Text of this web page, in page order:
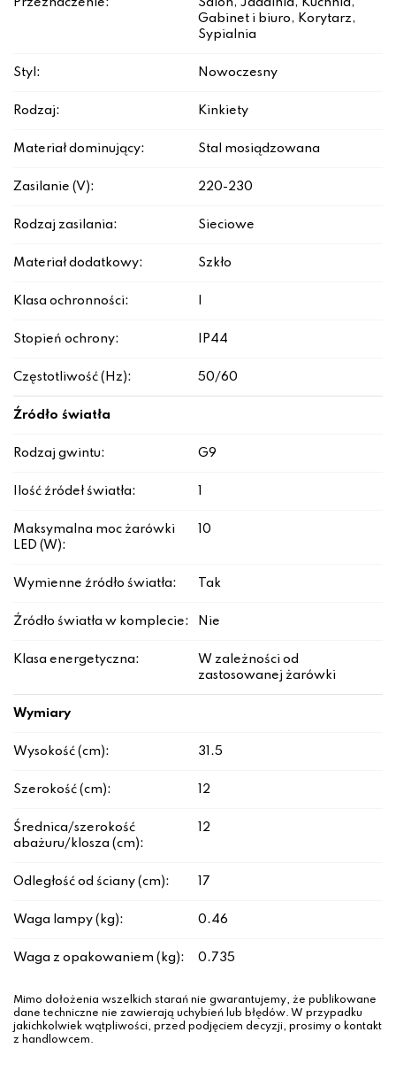
Przeznaczenie:
Salon, Jadalnia, Kuchnia,
Gabinet i biuro, Korytarz,
Sypialnia
Styl: Nowoczesny
Rodzaj: Kinkiety
Materiał dominujący: Stal mosiądzowana
Zasilanie (V): 220-230
Rodzaj zasilania: Sieciowe
Materiał dodatkowy: Szkło
Klasa ochronności:
Stopień ochrony: IP44
Częstotliwość (Hz): 50/60
Źródło światła
Rodzaj gwintu: G9
Ilość źródeł światła:
Maksymalna moc żarówki
LED (W):
10
Wymienne źródło światła: Tak
Źródło światła w komplecie: Nie
Klasa energetyczna:
W zależności od
zastosowanej żarówki
Wymiary
Wysokość (cm): 31.5
Szerokość (cm): 12
Średnica/szerokość
abażuru/klosza (cm):
12
Odległość od ściany (cm): 17
Waga lampy (kg): 0.46
Waga z opakowaniem (kg): 0.735
Mimo dołożenia wszelkich starań nie gwarantujemy, że publikowane
dane techniczne nie zawierają uchybień lub błędów. W przypadku
jakichkolwiek wątpliwości, przed podjęciem decyzji, prosimy o kontakt
z handlowcem.